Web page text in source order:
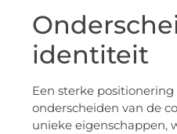
identiteit
Een sterke
onderscheiden van de
unieke eigenschappen,